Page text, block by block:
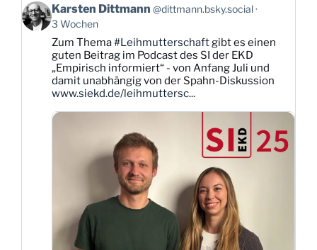
Beitrag
von
Karsten
Dittmann
Bluesky
ansehen
Karsten Dittmann @dittmann.bsky.social
3 Wochen
Zum Thema#Leihmutterschaftgibt es einen
guten Beitrag im Podcast des SI der EKD
„Empirisch informiert“ - von Anfang Juli und
damit unabhängig von der Spahn-Diskussion
www.siekd.de/leihmuttersc...